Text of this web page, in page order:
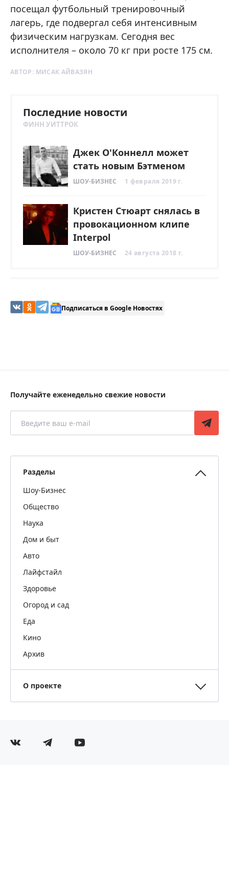
посещал футбольный тренировочный
лагерь, где подвергал себя интенсивным
физическим нагрузкам. Сегодня вес
исполнителя – около 70 кг при росте 175 см.
АВТОР: МИСАК АЙВАЗЯН
Последние новости
ФИНН УИТТРОК
Джек О'Коннелл может
стать новым Бэтменом
ШОУ-БИЗНЕС 1 февраля 2019 г.
Кристен Стюарт снялась в
провокационном клипе
Interpol
ШОУ-БИЗНЕС 24 августа 2018 г.
Подписаться в Google Новостях
Получайте еженедельно свежие новости
Разделы
Шоу-Бизнес
Общество
Наука
Дом и быт
Авто
Лайфстайл
Здоровье
Огород и сад
Еда
Кино
Архив
О проекте